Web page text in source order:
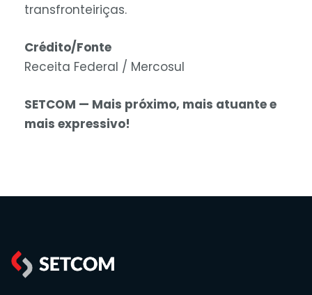
transfronteiriças.
Crédito/Fonte
Receita Federal / Mercosul
SETCOM — Mais próximo, mais atuante e
mais expressivo!